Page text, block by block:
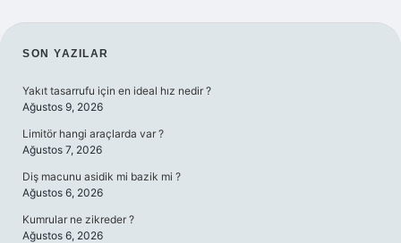
SIDEBAR
SON YAZILAR
Yakıt tasarrufu için en ideal hız nedir ?
Ağustos 9, 2026
Limitör hangi araçlarda var ?
Ağustos 7, 2026
Diş macunu asidik mi bazik mi ?
Ağustos 6, 2026
Kumrular ne zikreder ?
Ağustos 6, 2026